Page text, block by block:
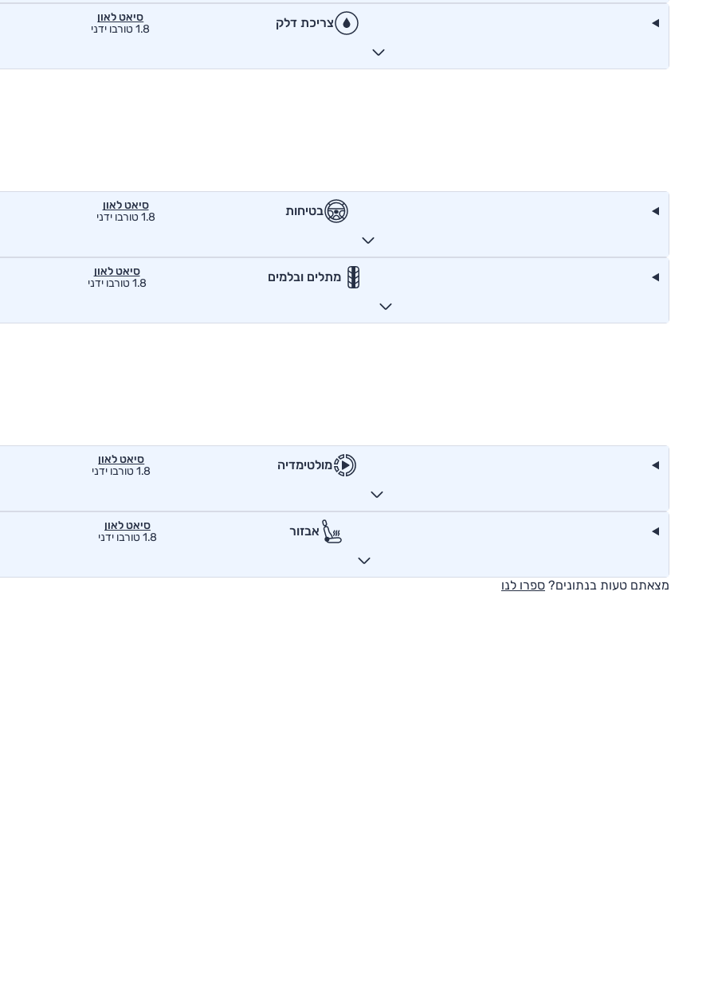
צריכת דלק
סיאט לאון
1.8 טורבו ידני
בטיחות
סיאט לאון
1.8 טורבו ידני
מתלים ובלמים
סיאט לאון
1.8 טורבו ידני
מולטימדיה
סיאט לאון
1.8 טורבו ידני
אבזור
סיאט לאון
1.8 טורבו ידני
מצאתם טעות בנתונים? ספרו לנו